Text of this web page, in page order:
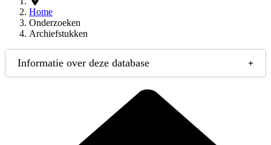
Home
Onderzoeken
Archiefstukken
Informatie over deze database